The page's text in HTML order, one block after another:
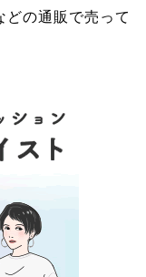
の通販で売って